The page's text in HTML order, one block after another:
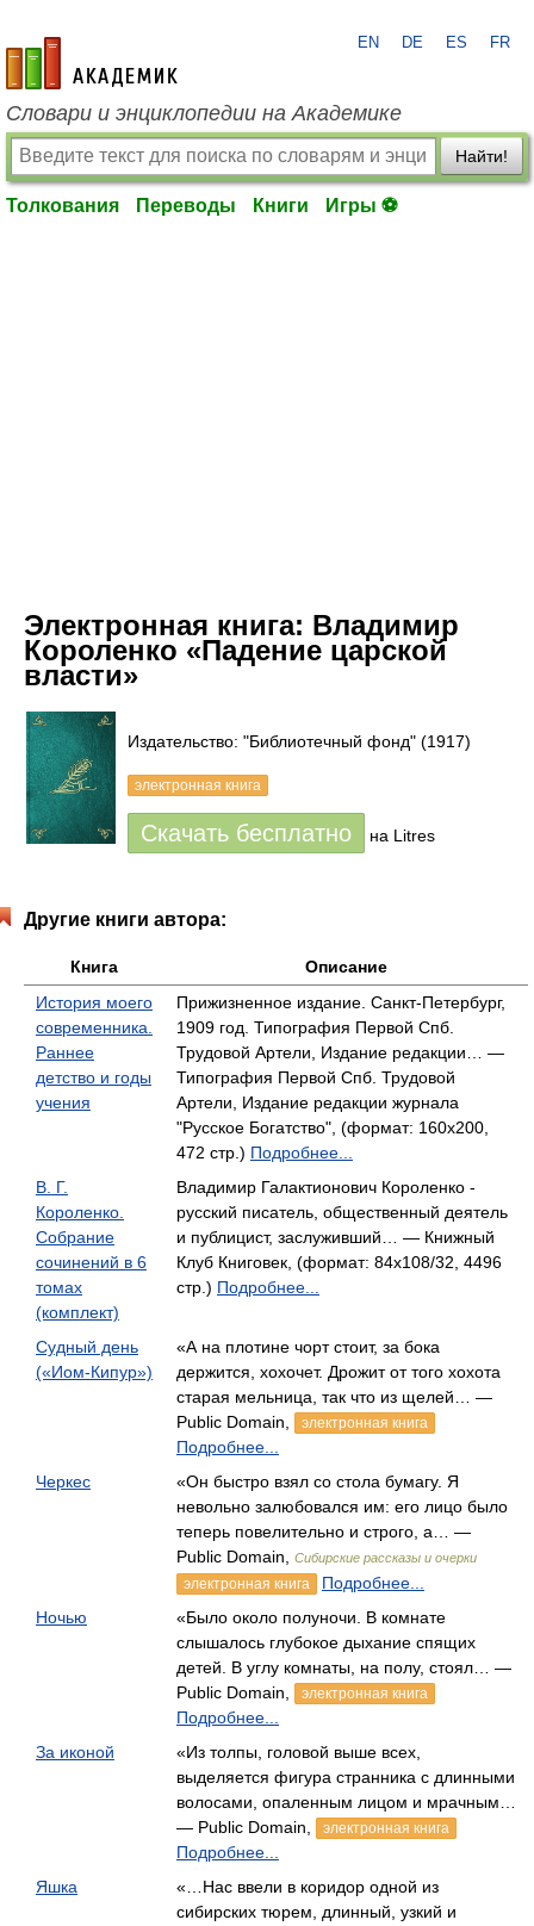
academic.ru
EN DE ES FR
Словари и энциклопедии на Академике
Найти!
Толкования Переводы Книги Игры ⚽
Электронная книга: Владимир
Короленко «Падение царской
власти»
Издательство: "Библиотечный фонд" (1917)
электронная книга
Скачать бесплатно на Litres
Другие книги автора:
Книга
Описание
История моего
современника.
Раннее
детство и годы
учения
Прижизненное издание. Санкт-Петербург,
1909 год. Типография Первой Спб.
Трудовой Артели, Издание редакции… —
Типография Первой Спб. Трудовой
Артели, Издание редакции журнала
"Русское Богатство", (формат: 160x200,
472 стр.) Подробнее...
В. Г.
Короленко.
Собрание
сочинений в 6
томах
(комплект)
Владимир Галактионович Короленко -
русский писатель, общественный деятель
и публицист, заслуживший… — Книжный
Клуб Книговек, (формат: 84x108/32, 4496
стр.) Подробнее...
Судный день
(«Иом-Кипур»)
«А на плотине чорт стоит, за бока
держится, хохочет. Дрожит от того хохота
старая мельница, так что из щелей… —
Public Domain,
электронная книга
Подробнее...
Черкес
«Он быстро взял со стола бумагу. Я
невольно залюбовался им: его лицо было
теперь повелительно и строго, а… —
Public Domain,
Сибирские рассказы и очерки
электронная книга
Подробнее...
Ночью
«Было около полуночи. В комнате
слышалось глубокое дыхание спящих
детей. В углу комнаты, на полу, стоял… —
Public Domain,
электронная книга
Подробнее...
За иконой
«Из толпы, головой выше всех,
выделяется фигура странника с длинными
волосами, опаленным лицом и мрачным…
— Public Domain,
электронная книга
Подробнее...
Яшка
«…Нас ввели в коридор одной из
сибирских тюрем, длинный, узкий и